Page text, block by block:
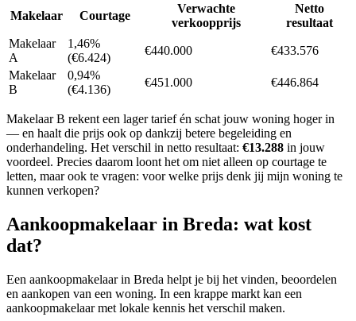
Makelaar Courtage
Verwachte
verkoopprijs
Netto
resultaat
Makelaar
A
1,46%
(€6.424)
€440.000
€433.576
Makelaar
B
0,94%
(€4.136)
€451.000 €446.864
Makelaar B rekent een lager tarief én schat jouw woning hoger in
— en haalt die prijs ook op dankzij betere begeleiding en
onderhandeling. Het verschil in netto resultaat: €13.288 in jouw
voordeel. Precies daarom loont het om niet alleen op courtage te
letten, maar ook te vragen: voor welke prijs denk jij mijn woning te
kunnen verkopen?
Aankoopmakelaar in Breda: wat kost
dat?
Een aankoopmakelaar in Breda helpt je bij het vinden, beoordelen
en aankopen van een woning. In een krappe markt kan een
aankoopmakelaar met lokale kennis het verschil maken.